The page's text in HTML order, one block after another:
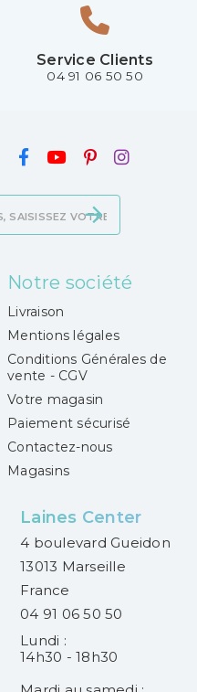
Service Clients
04 91 06 50 50
Notre société
Livraison
Mentions légales
Conditions Générales de
vente - CGV
Votre magasin
Paiement sécurisé
Contactez-nous
Magasins
Laines Center
4 boulevard Gueidon
13013 Marseille
France
04 91 06 50 50
Lundi :
14h30 - 18h30